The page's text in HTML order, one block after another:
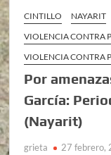
CINTILLO NAYARIT
VIOLENCIA CONTRA
VIOLENCIA CONTRA
Por
García:
(Nayarit)
grieta 27 febrero,